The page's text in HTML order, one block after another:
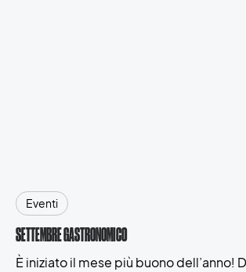
Eventi
SETTEMBRE GASTRONOMICO
È iniziato il mese più buono dell’anno!